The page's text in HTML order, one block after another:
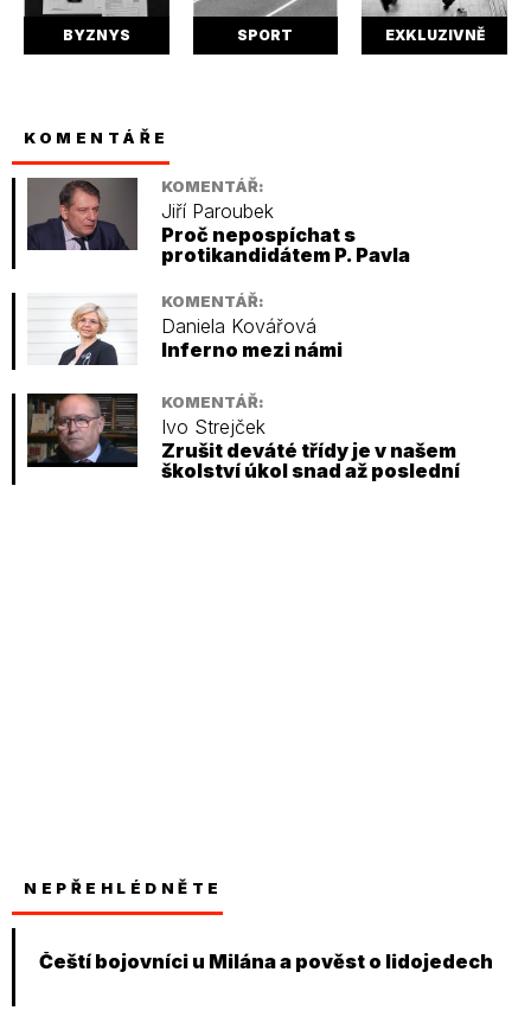
BYZNYS SPORT EXKLUZIVNĚ
KOMENTÁŘE
KOMENTÁŘ:
Jiří Paroubek
Proč nepospíchat s
protikandidátem P. Pavla
KOMENTÁŘ:
Daniela Kovářová
Inferno mezi námi
KOMENTÁŘ:
Ivo Strejček
Zrušit deváté třídy je v našem
školství úkol snad až poslední
NEPŘEHLÉDNĚTE
Čeští bojovníci u Milána a pověst o lidojedech